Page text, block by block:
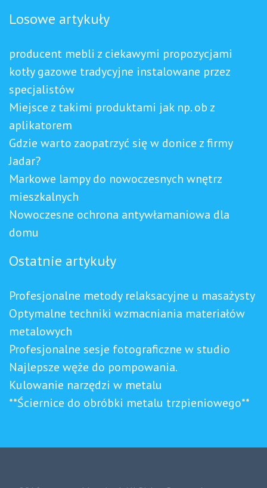
Losowe artykuły
producent mebli z ciekawymi propozycjami
kotły gazowe tradycyjne instalowane przez
specjalistów
Miejsce z takimi produktami jak np. ob z
aplikatorem
Gdzie warto zaopatrzyć się w donice z firmy
Jadar?
Markowe lampy do nowoczesnych wnętrz
mieszkalnych
Nowoczesne ochrona antywłamaniowa dla
domu
Ostatnie artykuły
Profesjonalne metody relaksacyjne u masażysty
Optymalne techniki wzmacniania materiałów
metalowych
Profesjonalne sesje fotograficzne w studio
Najlepsze węże do pompowania.
Kulowanie narzędzi w metalu
**Ściernice do obróbki metalu trzpieniowego**